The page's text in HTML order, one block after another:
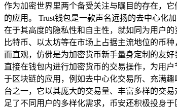
作为加密世界里两个备受关注与瞩目的存在，
的应用。 Trust钱包是一款声名远扬的去中心化
在于其高度的隐私性和自主性，就如同为用户
比特币、以太坊等在市场上占据主流地位的币
而直观，仿佛是为加密货币新手量身定制的友
直接在钱包内进行加密货币的交易操作，为用
于区块链的应用，例如去中心化交易所、充满
台之一，它以其庞大的交易量、丰富多样的交
足了不同用户的多样化需求，币安还积极投身